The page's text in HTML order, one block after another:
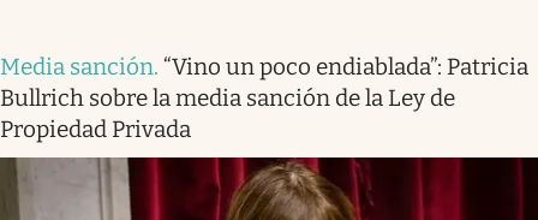
Media sanción. “Vino un poco endiablada”: Patricia
Bullrich sobre la media sanción de la Ley de
Propiedad Privada